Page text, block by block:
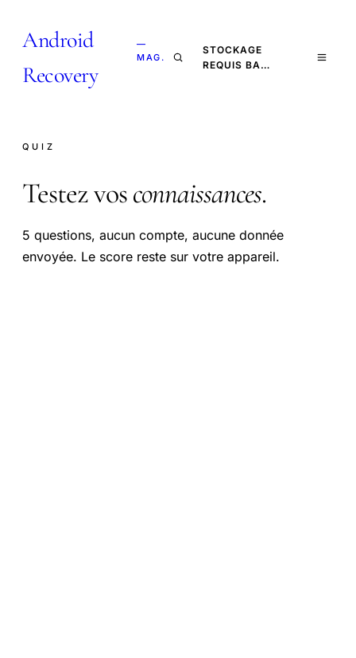
Android
Recovery
—
MAG.
STOCKAGE
REQUIS BA…
QUIZ
Testez vosconnaissances.
5 questions, aucun compte, aucune donnée
envoyée. Le score reste sur votre appareil.